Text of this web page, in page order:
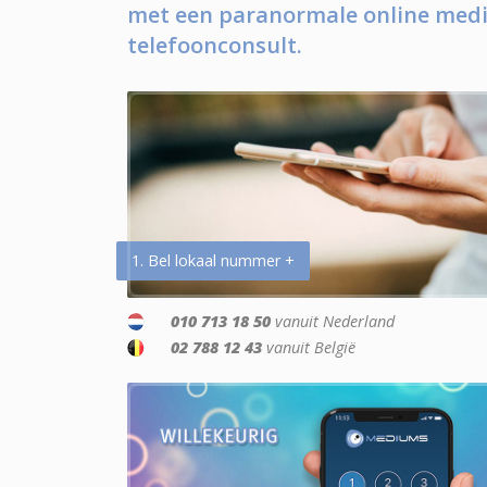
met een paranormale online
telefoonconsult.
1. Bel lokaal nummer +
010 713 18 50 vanuit Nederland
02 788 12 43 vanuit België